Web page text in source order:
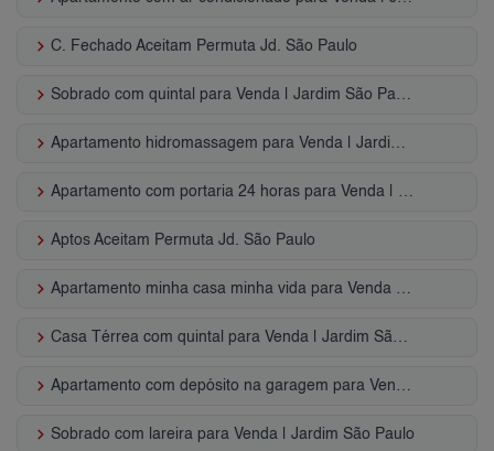
keyboard_arrow_right C. Fechado Aceitam Permuta Jd. São Paulo
keyboard_arrow_right
keyboard_arrow_right
keyboard_arrow_right
keyboard_arrow_right Aptos Aceitam Permuta Jd. São Paulo
keyboard_arrow_right
keyboard_arrow_right
keyboard_arrow_right
keyboard_arrow_right Sobrado com lareira para Venda | Jardim São Paulo